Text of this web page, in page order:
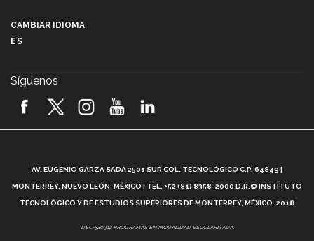
2026! (video)
¿Cómo es el Modelo Educativo Tec? (video)
Vida Tec: Feminismo e Inteligencia Artificial, Paola
CAMBIAR IDIOMA
ES
Síguenos
AV. EUGENIO GARZA SADA 2501 SUR COL. TECNOLÓGICO C.P. 64849 |
MONTERREY, NUEVO LEÓN, MÉXICO | TEL. +52 (81) 8358-2000 D.R.© INSTITUTO
TECNOLÓGICO Y DE ESTUDIOS SUPERIORES DE MONTERREY, MÉXICO. 2018
*DEC-520912 PROGRAMAS EN MODALIDAD ESCOLARIZADA.